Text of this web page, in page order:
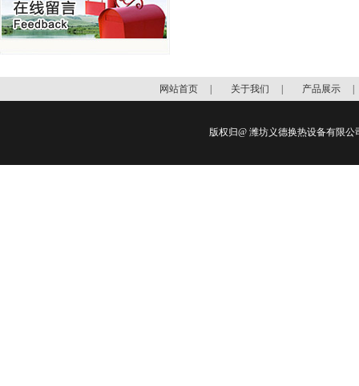
网站首页 关于我们 产品展示
版权归@ 潍坊义德换热设备有限